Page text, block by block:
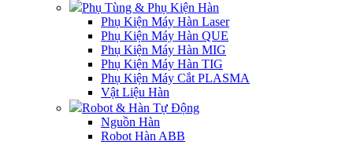
Phụ Tùng & Phụ Kiện Hàn
Phụ Kiện Máy Hàn Laser
Phụ Kiện Máy Hàn QUE
Phụ Kiện Máy Hàn MIG
Phụ Kiện Máy Hàn TIG
Phụ Kiện Máy Cắt PLASMA
Vật Liệu Hàn
Robot & Hàn Tự Động
Nguồn Hàn
Robot Hàn ABB